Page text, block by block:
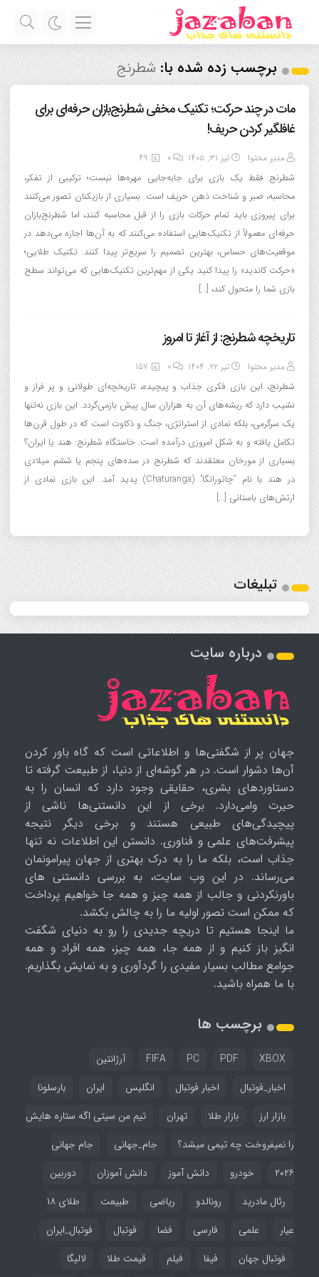
برچسب زده شده با:شطرنج
مات در چند حرکت؛ تکنیک مخفی شطرنج‌بازان حرفه‌ای برای
غافلگیر کردن حریف!
مدیر محتوا تیر ۳۱, ۱۴۰۵ 0
49
شطرنج فقط یک بازی برای جابه‌جایی مهره‌ها نیست؛ ترکیبی از تفکر،
محاسبه، صبر و شناخت ذهن حریف است. بسیاری از بازیکنان تصور می‌کنند
برای پیروزی باید تمام حرکات بازی را از قبل محاسبه کنند، اما شطرنج‌بازان
حرفه‌ای معمولاً از تکنیک‌هایی استفاده می‌کنند که به آن‌ها اجازه می‌دهد در
موقعیت‌های حساس، بهترین تصمیم را سریع‌تر پیدا کنند. تکنیک طلایی؛
«حرکت کاندید» را پیدا کنید یکی از مهم‌ترین تکنیک‌هایی که می‌تواند سطح
بازی شما را متحول کند، […]
تاریخچه شطرنج: از آغاز تا امروز
مدیر محتوا تیر ۲۲, ۱۴۰۴ 0
157
شطرنج، این بازی فکری جذاب و پیچیده، تاریخچه‌ای طولانی و پر فراز و
نشیب دارد که ریشه‌های آن به هزاران سال پیش بازمی‌گردد. این بازی نه‌تنها
یک سرگرمی، بلکه نمادی از استراتژی، جنگ و ذکاوت است که در طول قرن‌ها
تکامل یافته و به شکل امروزی درآمده است. خاستگاه شطرنج: هند یا ایران؟
بسیاری از مورخان معتقدند که شطرنج در سده‌های پنجم یا ششم میلادی
در هند با نام “چاتورانگا” (Chaturanga) پدید آمد. این بازی نمادی از
ارتش‌های باستانی […]
تبلیغات
درباره سایت
جهان پر از شگفتی‌ها و اطلاعاتی است که گاه باور کردن
آن‌ها دشوار است. در هر گوشه‌ای از دنیا، از طبیعت گرفته تا
دستاوردهای بشری، حقایقی وجود دارد که انسان را به
حیرت وامی‌دارد. برخی از این دانستنی‌ها ناشی از
پیچیدگی‌های طبیعی هستند و برخی دیگر نتیجه
پیشرفت‌های علمی و فناوری. دانستن این اطلاعات نه تنها
جذاب است، بلکه ما را به درک بهتری از جهان پیرامونمان
می‌رساند. در این وب سایت، به بررسی دانستنی های
باورنکردنی و جالب از همه چیز و همه جا خواهیم پرداخت
که ممکن است تصور اولیه ما را به چالش بکشد.
ما اینجا هستیم تا دریچه جدیدی را رو به دنیای شگفت
انگیز باز کنیم و از همه جا، همه چیز، همه افراد و همه
جوامع مطالب بسیار مفیدی را گردآوری و به نمایش بگذاریم.
با ما همراه باشید.
برچسب ها
FIFA PC PDF XBOX
آرژانتین
اخبار_فوتبال
اخبار فوتبال انگلیس ایران
بارسلونا
بازار ارز
بازار طلا تهران
تیم من سیتی اگه ستاره هایش
را نمیفروخت چه تیمی میشد؟
جام_جهانی
جام جهانی
۲۰۲۶
خودرو دانش آموز دانش آموزان
دوربین
رئال مادرید
رونالدو ریاضی طبیعت
طلای ۱۸
عیار
علمی فارسی فضا فوتبال
فوتبال_ایران
فوتبال جهان
فیفا فیلم قیمت طلا لالیگا